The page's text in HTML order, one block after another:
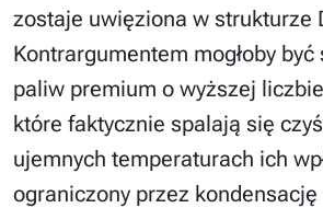
zostaje uwięziona w strukturze
Kontrargumentem mogłoby
paliw premium o wyższej
które faktycznie spalają się
ujemnych temperaturach ich
ograniczony przez